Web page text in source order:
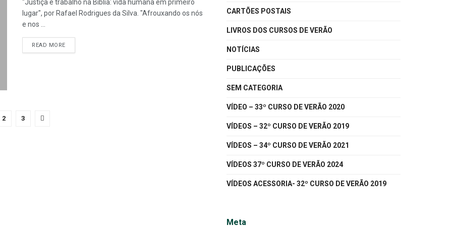
"Justiça e trabalho na Bíblia: vida humana em primeiro
lugar", por Rafael Rodrigues da Silva. "Afrouxando os nós
e nos ...
READ MORE
2 3
CARTÕES POSTAIS
LIVROS DOS CURSOS DE VERÃO
NOTÍCIAS
PUBLICAÇÕES
SEM CATEGORIA
VÍDEO – 33º CURSO DE VERÃO 2020
VÍDEOS – 32º CURSO DE VERÃO 2019
VÍDEOS – 34º CURSO DE VERÃO 2021
VÍDEOS 37º CURSO DE VERÃO 2024
VÍDEOS ACESSORIA- 32º CURSO DE VERÃO 2019
Meta